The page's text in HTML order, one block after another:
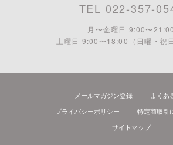
TEL 022-357-
月〜金曜日 9:00〜21:00
土曜日 9:00〜18:00 （日曜・祝
メールマガジン登録
よくあ
プライバシーポリシー
特定商取引
サイトマップ